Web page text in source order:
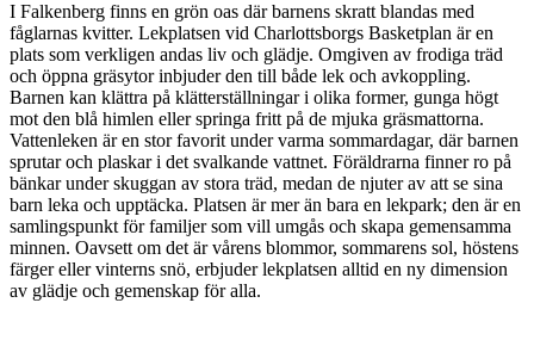
I Falkenberg finns en grön oas där barnens skratt blandas med
fåglarnas kvitter. Lekplatsen vid Charlottsborgs Basketplan är en
plats som verkligen andas liv och glädje. Omgiven av frodiga träd
och öppna gräsytor inbjuder den till både lek och avkoppling.
Barnen kan klättra på klätterställningar i olika former, gunga högt
mot den blå himlen eller springa fritt på de mjuka gräsmattorna.
Vattenleken är en stor favorit under varma sommardagar, där barnen
sprutar och plaskar i det svalkande vattnet. Föräldrarna finner ro på
bänkar under skuggan av stora träd, medan de njuter av att se sina
barn leka och upptäcka. Platsen är mer än bara en lekpark; den är en
samlingspunkt för familjer som vill umgås och skapa gemensamma
minnen. Oavsett om det är vårens blommor, sommarens sol, höstens
färger eller vinterns snö, erbjuder lekplatsen alltid en ny dimension
av glädje och gemenskap för alla.